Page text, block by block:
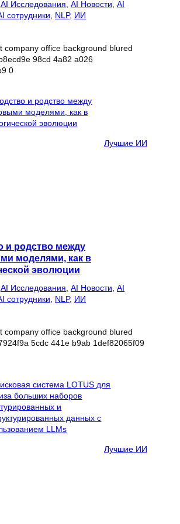
AI Исследования AI Новости AI
сотрудники NLP, ИИ
Лучшие ИИ
и родство между
моделями, как в
эволюции
AI Исследования AI Новости AI
сотрудники NLP, ИИ
Лучшие ИИ